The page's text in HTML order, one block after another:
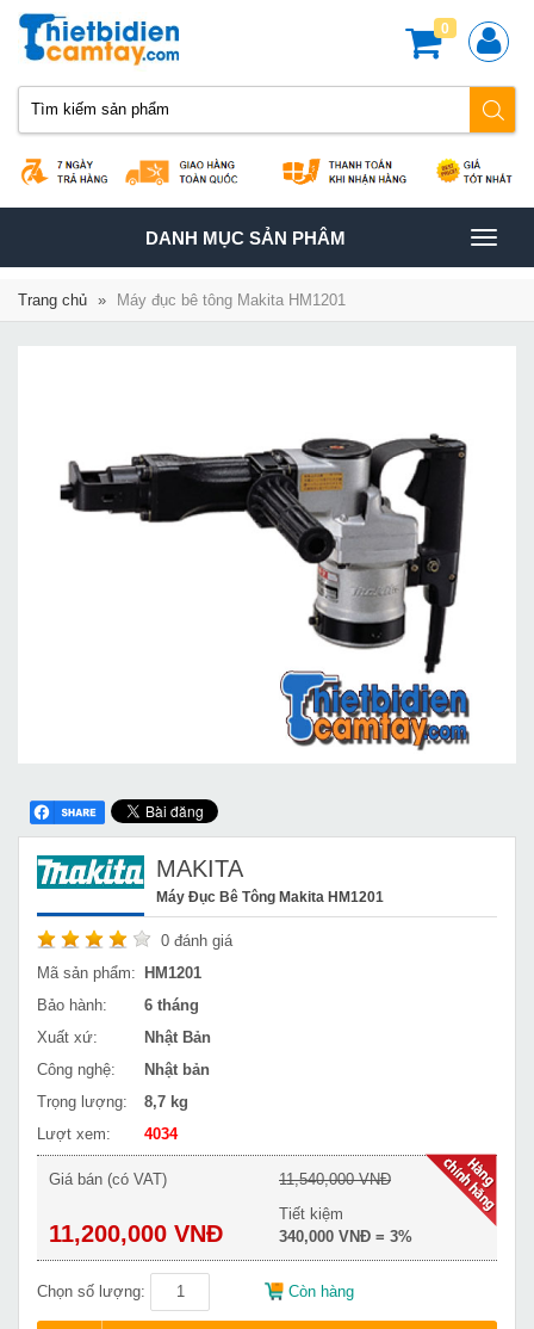
0
TOGGLE
NAVIGATION
DANH MỤC SẢN PHÂM
Trang chủ » Máy đục bê tông Makita HM1201
MAKITA
Máy Đục Bê Tông Makita HM1201
0 đánh giá
Mã sản phẩm:
HM1201
Bảo hành:
6 tháng
Xuất xứ:
Nhật Bản
Công nghệ:
Nhật bản
Trọng lượng:
8,7 kg
Lượt xem:
4034
Giá bán (có VAT)
11,200,000 VNĐ
11,540,000 VNĐ
Tiết kiệm
340,000 VNĐ = 3%
Chọn số lượng: Còn hàng